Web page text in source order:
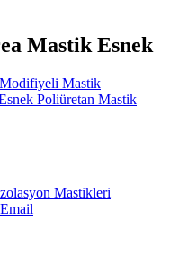
Mastik Esnek
Mastik
Poliüretan Mastik
Mastikleri
Email